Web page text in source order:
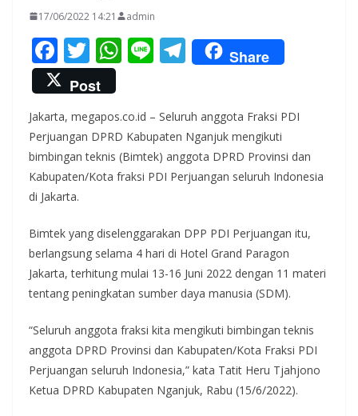
17/06/2022 14:21 admin
F
ac
e
b
o
o
k
T
w
itt
er
W
s
A
p
Li T
el
gr
a
m
Share
Post
Jakarta, megapos.co.id – Seluruh anggota Fraksi PDI
Perjuangan DPRD Kabupaten Nganjuk mengikuti
bimbingan teknis (Bimtek) anggota DPRD Provinsi dan
Kabupaten/Kota fraksi PDI Perjuangan seluruh Indonesia
di Jakarta.
Bimtek yang diselenggarakan DPP PDI Perjuangan itu,
berlangsung selama 4 hari di Hotel Grand Paragon
Jakarta, terhitung mulai 13-16 Juni 2022 dengan 11 materi
tentang peningkatan sumber daya manusia (SDM).
“Seluruh anggota fraksi kita mengikuti bimbingan teknis
anggota DPRD Provinsi dan Kabupaten/Kota Fraksi PDI
Perjuangan seluruh Indonesia,” kata Tatit Heru Tjahjono
Ketua DPRD Kabupaten Nganjuk, Rabu (15/6/2022).